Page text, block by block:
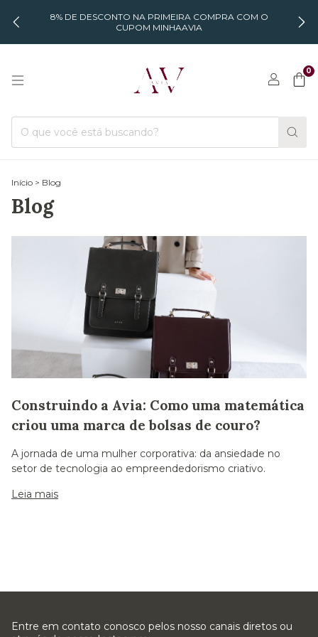
8% DE DESCONTO NA PRIMEIRA COMPRA COM O
CUPOM MINHAAVIA
0
Início > Blog
Blog
Construindo a Avia: Como uma matemática
criou uma marca de bolsas de couro?
A jornada de uma mulher corporativa: da ansiedade no
setor de tecnologia ao empreendedorismo criativo.
Leia mais
Entre em contato conosco pelos nosso canais diretos ou